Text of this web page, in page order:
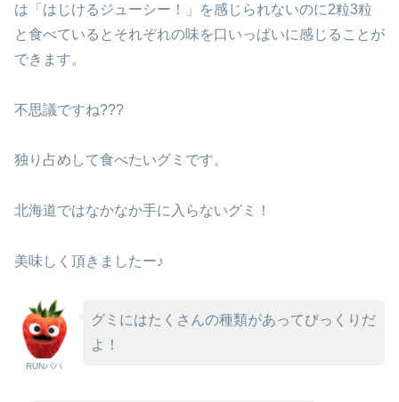
は「はじけるジューシー！」を感じられないのに2粒3粒
と食べているとそれぞれの味を口いっぱいに感じることが
できます。
不思議ですね???
独り占めして食べたいグミです。
北海道ではなかなか手に入らないグミ！
美味しく頂きましたー♪
RUNパパ
グミにはたくさんの種類があってびっくりだ
よ！